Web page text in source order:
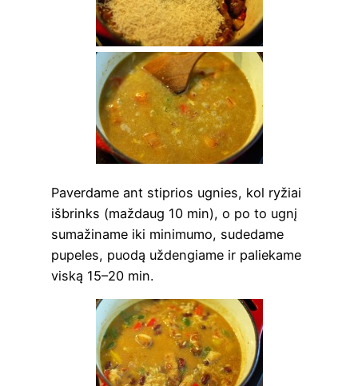
Paver­da­me ant stip­rios ugnies, kol ryžiai
išb­rinks (maž­daug 10 min), o po to ugnį
suma­ži­na­me iki mini­mu­mo, sude­da­me
pupe­les, puo­dą užden­gia­me ir palie­ka­me
vis­ką 15–20 min.